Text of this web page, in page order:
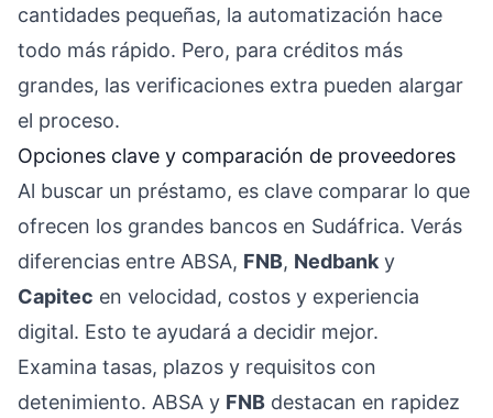
cantidades pequeñas, la automatización hace
todo más rápido. Pero, para créditos más
grandes, las verificaciones extra pueden alargar
el proceso.
Opciones clave y comparación de proveedores
Al buscar un préstamo, es clave comparar lo que
ofrecen los grandes bancos en Sudáfrica. Verás
diferencias entre ABSA, FNB, Nedbank y
Capitec en velocidad, costos y experiencia
digital. Esto te ayudará a decidir mejor.
Examina tasas, plazos y requisitos con
detenimiento. ABSA y FNB destacan en rapidez